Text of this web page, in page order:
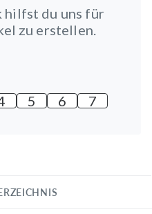
hilfst du uns für
zu erstellen.
5 6
7